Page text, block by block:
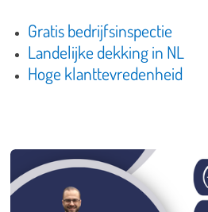
Gratis bedrijfsinspectie
Landelijke dekking in NL
Hoge klanttevredenheid